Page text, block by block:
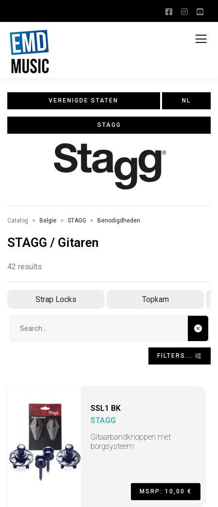
VERENIGDE STATEN NL
STAGG
Catalog Belgie STAGG Benodigdheden
STAGG / Gitaren
42 results
Strap Locks Topkam
FILTERS...
SSL1 BK
STAGG
Gitaarbandknoppen met
borgsysteem
MSRP: 10,00 €